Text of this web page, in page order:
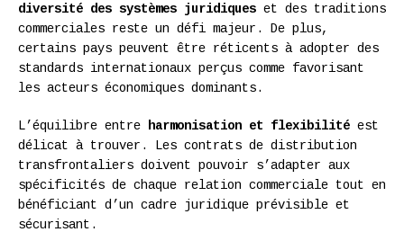
diversité des systèmes juridiques et des traditions
commerciales reste un défi majeur. De plus,
certains pays peuvent être réticents à adopter des
standards internationaux perçus comme favorisant
les acteurs économiques dominants.
L’équilibre entre harmonisation et flexibilité est
délicat à trouver. Les contrats de distribution
transfrontaliers doivent pouvoir s’adapter aux
spécificités de chaque relation commerciale tout en
bénéficiant d’un cadre juridique prévisible et
sécurisant.